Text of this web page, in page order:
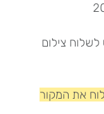
צילום
את המקור